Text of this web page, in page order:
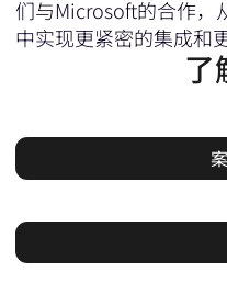
们与Microsoft的合作，
中实现更紧密的集成和
了